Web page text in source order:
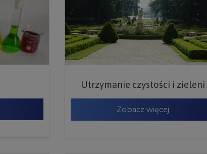
Utrzymanie czystości i zieleni
Zobacz więcej